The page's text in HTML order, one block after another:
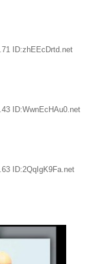
ID:zhEEcDrtd.net
ID:WwnEcHAu0.net
ID:2QqIgK9Fa.net